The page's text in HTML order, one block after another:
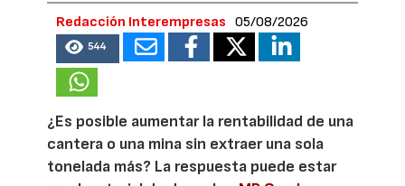
Redacción Interempresas 05/08/2026
544
¿Es posible aumentar la rentabilidad de una
cantera o una mina sin extraer una sola
tonelada más? La respuesta puede estar